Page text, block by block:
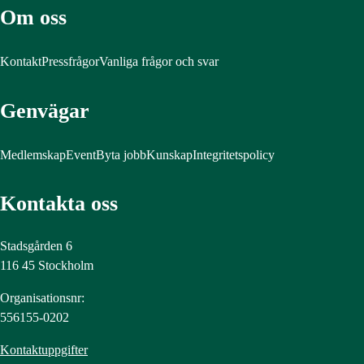
Om oss
KontaktPressfrågorVanliga frågor och svar
Genvägar
MedlemskapEventByta jobbKunskapIntegritetspolicy
Kontakta oss
Stadsgården 6
116 45 Stockholm
Organisationsnr:
556155-0202
Kontaktuppgifter